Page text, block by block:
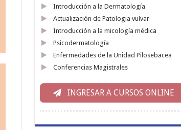
Introducción a la Dermatología
Actualización de Patologia vulvar
Introducción a la micología médica
Psicodermatología
Enfermedades de la Unidad Pilosebacea
Conferencias Magistrales
INGRESAR A CURSOS ONLINE